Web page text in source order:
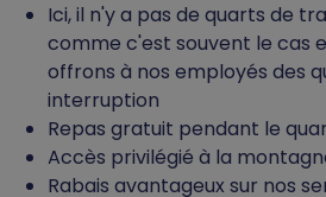
Ici, il n'y a pas de quarts de
comme c'est souvent le cas
offrons à nos employés des
interruption
Repas gratuit pendant le
Accès privilégié à la
Rabais avantageux sur nos